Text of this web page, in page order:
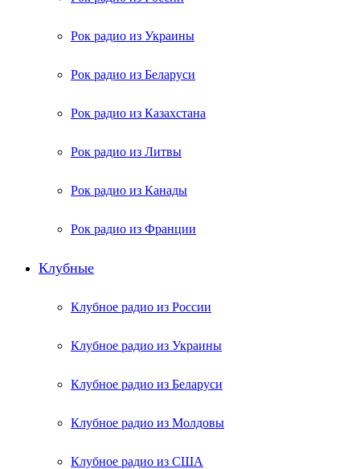
Рок радио из Украины
Рок радио из Беларуси
Рок радио из Казахстана
Рок радио из Литвы
Рок радио из Канады
Рок радио из Франции
Клубные
Клубное радио из России
Клубное радио из Украины
Клубное радио из Беларуси
Клубное радио из Молдовы
Клубное радио из США